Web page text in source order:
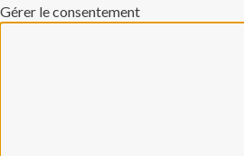
Gérer le consentement